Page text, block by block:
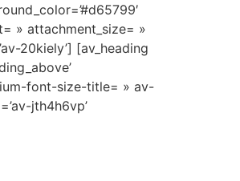
» attachment_size= »
20kiely’] [av_heading
font-size-title= » av-
jth4h6vp’